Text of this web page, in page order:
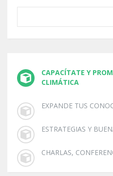
CAPACÍTATE Y
CLIMÁTICA
EXPANDE TUS
ESTRATEGIAS Y
CHARLAS,